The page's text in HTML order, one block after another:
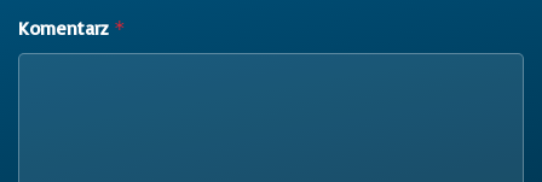
Komentarz *